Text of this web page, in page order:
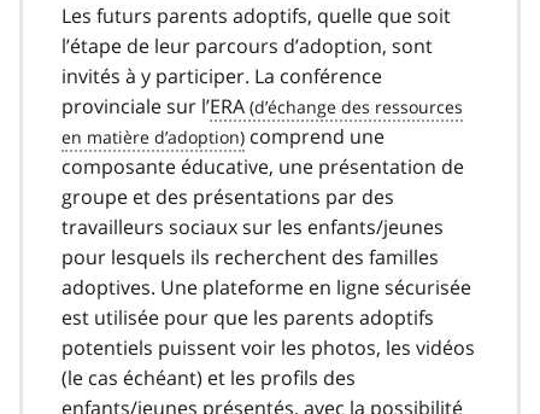
Les futurs parents adoptifs, quelle que soit
l’étape de leur parcours d’adoption, sont
invités à y participer. La conférence
provinciale sur l’ERA
comprend une
composante éducative, une présentation de
groupe et des présentations par des
travailleurs sociaux sur les enfants/jeunes
pour lesquels ils recherchent des familles
adoptives. Une plateforme en ligne sécurisée
est utilisée pour que les parents adoptifs
potentiels puissent voir les photos, les vidéos
(le cas échéant) et les profils des
enfants/jeunes présentés, avec la possibilité